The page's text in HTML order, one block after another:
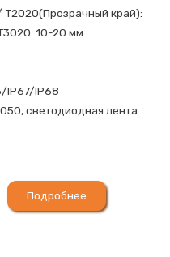
край):
10-20 мм
IP67/IP68
светодиодная лента
Подробнее